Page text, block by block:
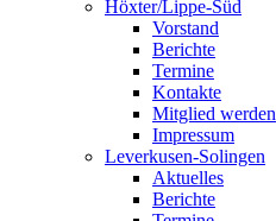
Höxter/Lippe-Süd
Vorstand
Berichte
Termine
Kontakte
Mitglied werden
Impressum
Leverkusen-Solingen
Aktuelles
Berichte